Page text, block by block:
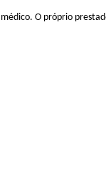
O próprio